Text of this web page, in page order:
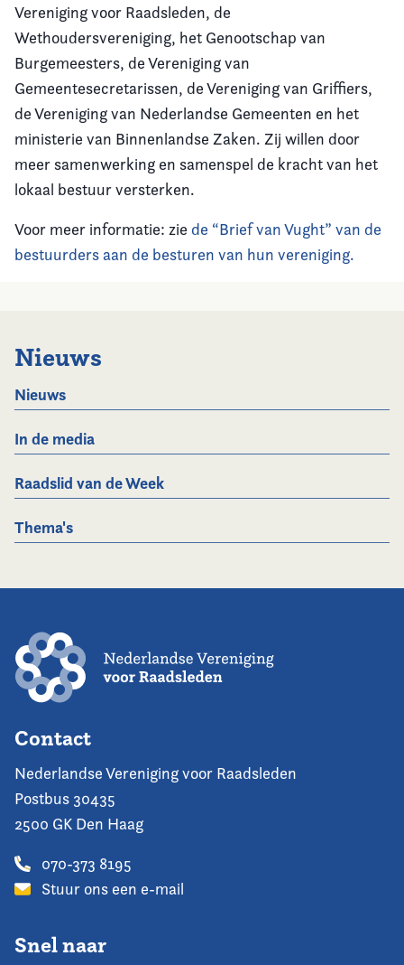
Vereniging voor Raadsleden, de
Wethoudersvereniging, het Genootschap van
Burgemeesters, de Vereniging van
Gemeentesecretarissen, de Vereniging van Griffiers,
de Vereniging van Nederlandse Gemeenten en het
ministerie van Binnenlandse Zaken. Zij willen door
meer samenwerking en samenspel de kracht van het
lokaal bestuur versterken.
Voor meer informatie: zie de “Brief van Vught” van de
bestuurders aan de besturen van hun vereniging.
Nieuws
Nieuws
In de media
Raadslid van de Week
Thema's
Contact
Nederlandse Vereniging voor Raadsleden
Postbus 30435
2500 GK Den Haag
070-373 8195
Stuur ons een e-mail
Snel naar